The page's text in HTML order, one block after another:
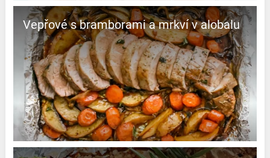
Vepřové s bramborami a mrkví v alobalu